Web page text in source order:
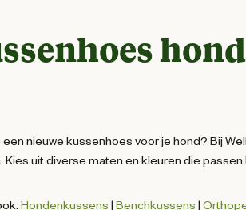
hond
een nieuwe kussenhoes voor je hond? Bij
Kies uit diverse maten en kleuren die
Hondenkussens | Benchkussens |